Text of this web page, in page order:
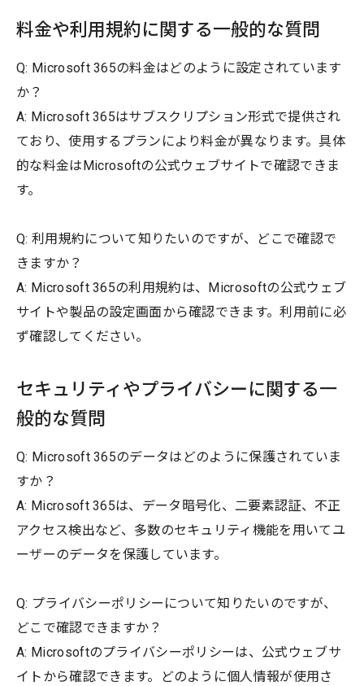
料金や利用規約に関する一般的な質問
Q: Microsoft 365の料金はどのように設定されています
か？
A: Microsoft 365はサブスクリプション形式で提供され
ており、使用するプランにより料金が異なります。具体
的な料金はMicrosoftの公式ウェブサイトで確認できま
す。
Q: 利用規約について知りたいのですが、どこで確認で
きますか？
A: Microsoft 365の利用規約は、Microsoftの公式ウェブ
サイトや製品の設定画面から確認できます。利用前に必
ず確認してください。
セキュリティやプライバシーに関する一
般的な質問
Q: Microsoft 365のデータはどのように保護されていま
すか？
A: Microsoft 365は、データ暗号化、二要素認証、不正
アクセス検出など、多数のセキュリティ機能を用いてユ
ーザーのデータを保護しています。
Q: プライバシーポリシーについて知りたいのですが、
どこで確認できますか？
A: Microsoftのプライバシーポリシーは、公式ウェブサ
イトから確認できます。どのように個人情報が使用さ